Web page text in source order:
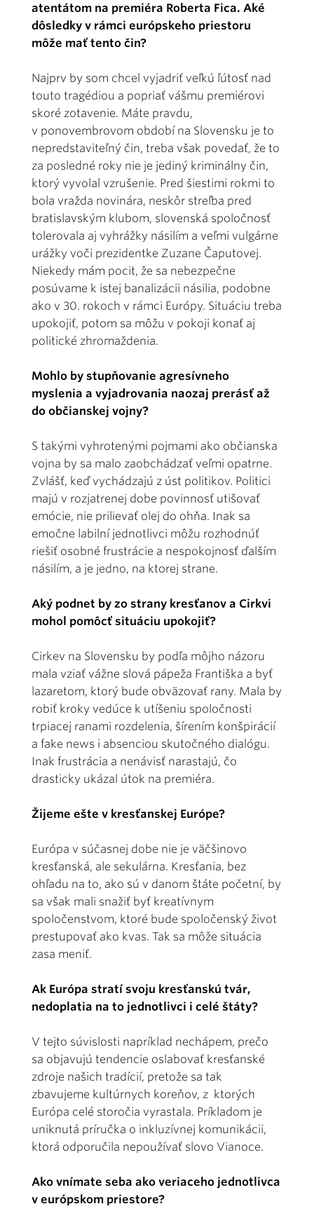
atentátom na premiéra Roberta Fica. Aké
dôsledky v rámci európskeho priestoru
môže mať tento čin?
Najprv by som chcel vyjadriť veľkú ľútosť nad
touto tragédiou a popriať vášmu premiérovi
skoré zotavenie. Máte pravdu,
v ponovembrovom období na Slovensku je to
nepredstaviteľný čin, treba však povedať, že to
za posledné roky nie je jediný kriminálny čin,
ktorý vyvolal vzrušenie. Pred šiestimi rokmi to
bola vražda novinára, neskôr streľba pred
bratislavským klubom, slovenská spoločnosť
tolerovala aj vyhrážky násilím a veľmi vulgárne
urážky voči prezidentke Zuzane Čaputovej.
Niekedy mám pocit, že sa nebezpečne
posúvame k istej banalizácii násilia, podobne
ako v 30. rokoch v rámci Európy. Situáciu treba
upokojiť, potom sa môžu v pokoji konať aj
politické zhromaždenia.
Mohlo by stupňovanie agresívneho
myslenia a vyjadrovania naozaj prerásť až
do občianskej vojny?
S takými vyhrotenými pojmami ako občianska
vojna by sa malo zaobchádzať veľmi opatrne.
Zvlášť, keď vychádzajú z úst politikov. Politici
majú v rozjatrenej dobe povinnosť utišovať
emócie, nie prilievať olej do ohňa. Inak sa
emočne labilní jednotlivci môžu rozhodnúť
riešiť osobné frustrácie a nespokojnosť ďalším
násilím, a je jedno, na ktorej strane.
Aký podnet by zo strany kresťanov a Cirkvi
mohol pomôcť situáciu upokojiť?
Cirkev na Slovensku by podľa môjho názoru
mala vziať vážne slová pápeža Františka a byť
lazaretom, ktorý bude obväzovať rany. Mala by
robiť kroky vedúce k utíšeniu spoločnosti
trpiacej ranami rozdelenia, šírením konšpirácií
a fake news i absenciou skutočného dialógu.
Inak frustrácia a nenávisť narastajú, čo
drasticky ukázal útok na premiéra.
Žijeme ešte v kresťanskej Európe?
Európa v súčasnej dobe nie je väčšinovo
kresťanská, ale sekulárna. Kresťania, bez
ohľadu na to, ako sú v danom štáte početní, by
sa však mali snažiť byť kreatívnym
spoločenstvom, ktoré bude spoločenský život
prestupovať ako kvas. Tak sa môže situácia
zasa meniť.
Ak Európa stratí svoju kresťanskú tvár,
nedoplatia na to jednotlivci i celé štáty?
V tejto súvislosti napríklad nechápem, prečo
sa objavujú tendencie oslabovať kresťanské
zdroje našich tradícií, pretože sa tak
zbavujeme kultúrnych koreňov, z ktorých
Európa celé storočia vyrastala. Príkladom je
uniknutá príručka o inkluzívnej komunikácii,
ktorá odporučila nepoužívať slovo Vianoce.
Ako vnímate seba ako veriaceho jednotlivca
v európskom priestore?